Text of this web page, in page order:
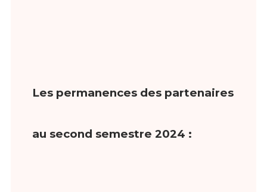
Les permanences des partenaires
au second semestre 2024 :